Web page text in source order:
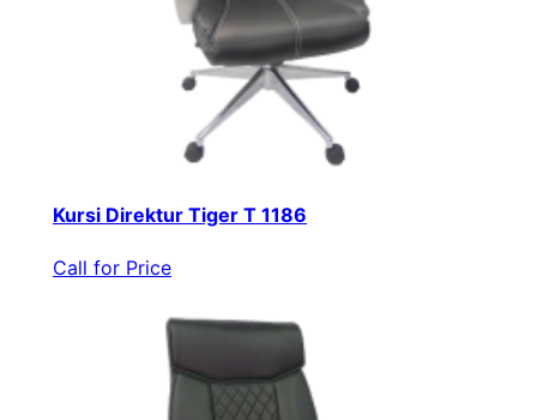
Kursi Direktur Tiger T 1186
Call for Price